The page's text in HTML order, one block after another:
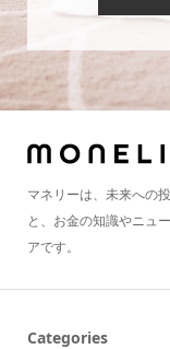
マネリーは、未来への
と、お金の知識やニュ
アです。
Categories